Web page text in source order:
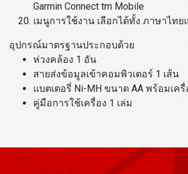
Garmin Connect tm Mobile
เมนูการใช้งาน เลือกได้ทั้ง ภาษาไท
อุปกรณ์มาตรฐานประกอบด้วย
ห่วงคล้อง 1 อัน
สายส่งข้อมูลเข้าคอมพิวเตอร์ 1 เส้น
แบตเตอรี่ Ni-MH ขนาด AA พร้อมเค
คู่มือการใช้เครื่อง 1 เล่ม